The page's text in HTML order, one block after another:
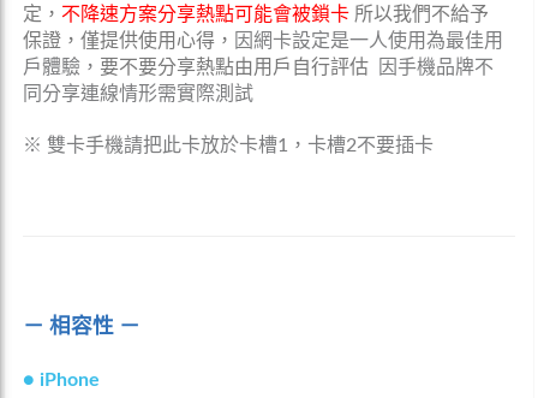
定， 不降速方案分享熱點可能會被鎖卡 所以我們不給予
保證，僅提供使用心得， 因網卡設定是一人使用為最佳用
戶體驗 ， 要不要分享熱點由用戶自行評估 因手機品牌不
同分享連線情形需實際測試
※ 雙卡手機請把此卡放於卡槽1，卡槽2不要插卡
－ 相容性 －
● iPhone